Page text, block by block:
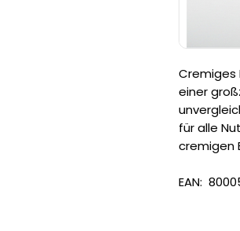
Cremiges
einer
für alle
cremigen
EAN: